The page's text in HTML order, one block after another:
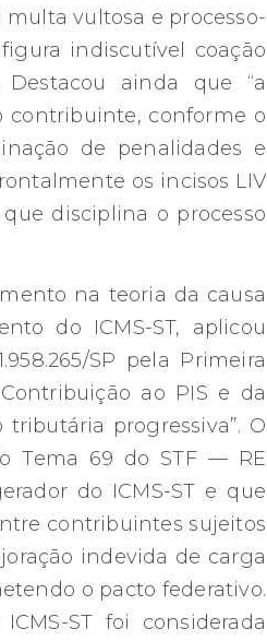
vultosa e processo-
indiscutível coação
ainda que “a
contribuinte, conforme o
de penalidades e
os incisos LIV
que disciplina o processo
na teoria da causa
do ICMS-ST, aplicou
SP pela Primeira
ao PIS e da
progressiva”. O
Tema 69 do STF — RE
do ICMS-ST e que
contribuintes sujeitos
indevida de carga
o pacto federativo.
ST foi considerada